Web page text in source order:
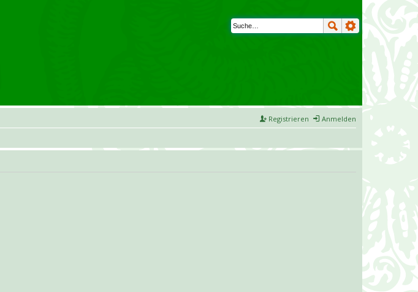
Anmelden
Registrieren